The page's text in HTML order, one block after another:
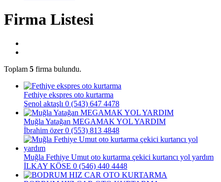
Firma Listesi
Toplam 5 firma bulundu.
Fethiye ekspres oto kurtarma
Şenol aktaşlı 0 (543) 647 4478
Muğla Yatağan MEGAMAK YOL YARDIM
İbrahim özer 0 (553) 813 4848
Muğla Fethiye Umut oto kurtarma çekici kurtarıcı yol yardım
İLKAY KÖSE 0 (546) 440 4448